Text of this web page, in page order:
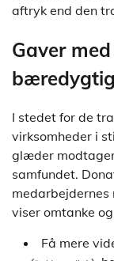
aftryk end den
Gaver
I stedet for de
virksomheder i
glæder
samfundet.
viser omtanke
Få mere